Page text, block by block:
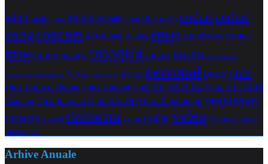
adult audio bani benzi desenate blog Bucuresti coduricoduri
emag concurs download DVDRip emag facebook femei
filme funny google imagini jocuri Kiss FM maramures
messenger noiembrie Nokia octombrie orange personal pozequiz
Quiz Comert Online Quiz Gadget Quiz HI-TECH Biz Quiz HI-TECH
Oameni Quiz Internet Quiz KissFM Quiz Tehnologie raspunsuri
romania sugestii timisoara torrent trailer video Vodafone yahoo
messenger
Arhive Anuale